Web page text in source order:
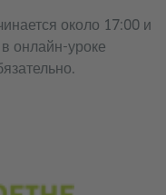
около 17:00 и
онлайн-уроке